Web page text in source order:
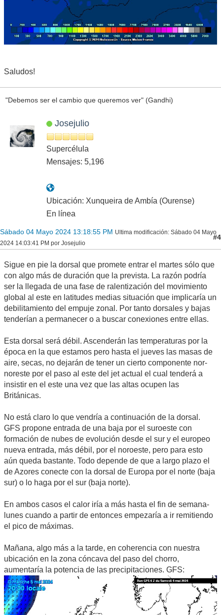
Saludos!
"Debemos ser el cambio que queremos ver" (Gandhi)
Josejulio
Supercélula
Mensajes: 5,196
Ubicación: Xunqueira de Ambía (Ourense)
En línea
Sábado 04 Mayo 2024 13:18:55 PM Ultima modificación: Sábado 04 Mayo
2024 14:03:41 PM por Josejulio
#4
Sigue en pie la dorsal que promete entrar el martes sólo que
con algo más de duración que la prevista. La razón podría
ser la llegada de una fase de ralentización del movimiento
global al este en latitudes medias situación que implicaría un
debilitamiento del empuje zonal. Por tanto dorsales y bajas
tenderían a permanecer o a buscar conexiones entre ellas.
Esta dorsal será débil. Ascenderán las temperaturas por la
época en la que estamos pero hasta el jueves las masas de
aire, secas, no dejarán de tener un cierto componente nor-
noreste por el paso al este del jet actual el cual tenderá a
insistir en el este una vez que las altas ocupen las
Británicas.
No está claro lo que vendría a continuación de la dorsal.
GFS propone entrada de una baja por el suroeste con
formación de nubes de evolución desde el sur y el europeo
nueva entrada, más débil, por el noroeste, pero para esto
aún queda bastante. Todo depende de que a largo plazo el
de Azores conecte con la dorsal de Europa por el norte (baja
sur) o lo haga por el sur (baja norte).
En ambos casos el calor iría a más hasta el fin de semana-
lunes cuando a partir de entonces empezaría a ir remitiendo
el pico de máximas.
Mañana, algo más a la tarde, en coherencia con nuestra
ubicación en la zona cóncava del paso del chorro,
aumentaría la potencia de las precipitaciones. GFS: